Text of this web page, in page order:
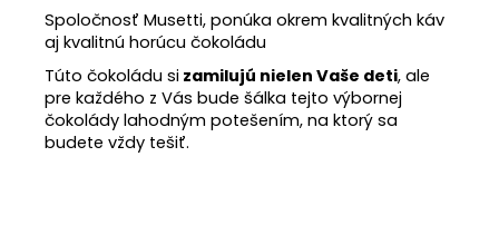
Spoločnosť Musetti, ponúka okrem kvalitných káv
aj kvalitnú horúcu čokoládu
Túto čokoládu si zamilujú nielen Vaše deti, ale
pre každého z Vás bude šálka tejto výbornej
čokolády lahodným potešením, na ktorý sa
budete vždy tešiť.